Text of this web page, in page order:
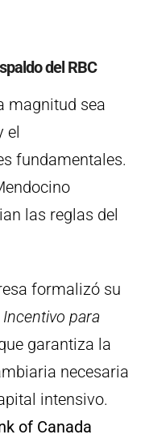
del RBC
magnitud sea
el
fundamentales.
las reglas del
formalizó su
para
garantiza la
necesaria
intensivo.
of Canada